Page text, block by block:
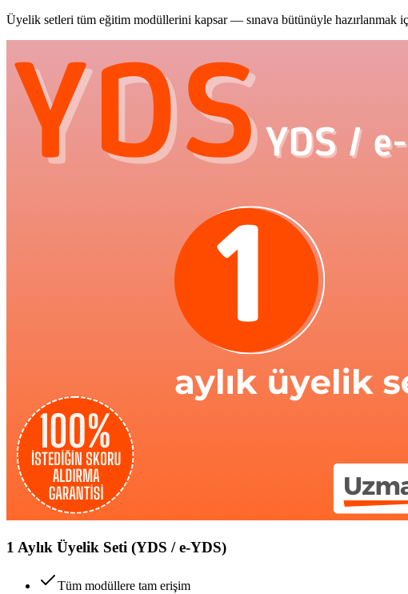
Üyelik setleri tüm eğitim modüllerini kapsar — sınava bütünüyle hazırlanmak
1 Aylık Üyelik Seti (YDS / e-YDS)
Tüm modüllere tam erişim